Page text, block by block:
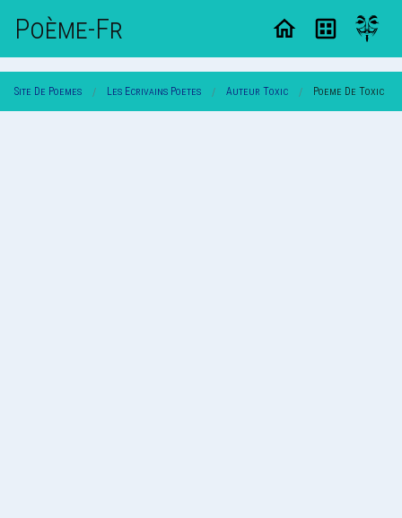
Poème-Fr
Site De Poemes Les Ecrivains Poetes Auteur Toxic Poeme De Toxic